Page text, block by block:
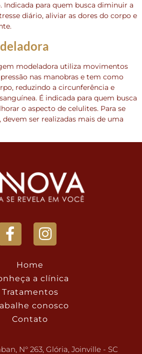
Indicada para quem busca diminuir a
diário, aliviar as dores do corpo e
modeladora utiliza movimentos
nas manobras e tem como
reduzindo a circunferência e
É indicada para quem busca
o aspecto de celulites. Para se
ser realizadas mais de uma
Home
a clínica
Tratamentos
conosco
Contato
N° 263, Glória, Joinville - SC